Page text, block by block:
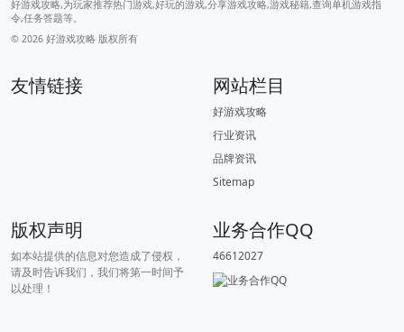
好游戏攻略,为玩家推荐热门游戏,好玩的游戏,分享游戏攻略,游戏秘籍,查询单机游戏指
令,任务答题等。
© 2026 好游戏攻略 版权所有
友情链接 网站栏目
好游戏攻略
行业资讯
品牌资讯
Sitemap
版权声明
如本站提供的信息对您造成了侵权，
请及时告诉我们，我们将第一时间予
以处理！
业务合作QQ
46612027